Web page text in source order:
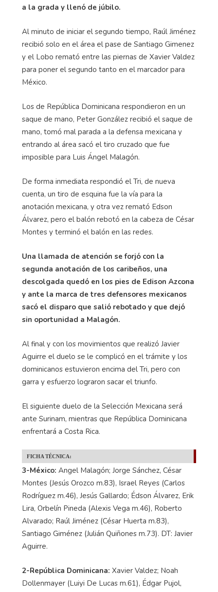
a la grada y llenó de júbilo.
Al minuto de iniciar el segundo tiempo, Raúl Jiménez
recibió solo en el área el pase de Santiago Gimenez
y el Lobo remató entre las piernas de Xavier Valdez
para poner el segundo tanto en el marcador para
México.
Los de República Dominicana respondieron en un
saque de mano, Peter González recibió el saque de
mano, tomó mal parada a la defensa mexicana y
entrando al área sacó el tiro cruzado que fue
imposible para Luis Ángel Malagón.
De forma inmediata respondió el Tri, de nueva
cuenta, un tiro de esquina fue la vía para la
anotación mexicana, y otra vez remató Edson
Álvarez, pero el balón rebotó en la cabeza de César
Montes y terminó el balón en las redes.
Una llamada de atención se forjó con la
segunda anotación de los caribeños, una
descolgada quedó en los pies de Edison Azcona
y ante la marca de tres defensores mexicanos
sacó el disparo que salió rebotado y que dejó
sin oportunidad a Malagón.
Al final y con los movimientos que realizó Javier
Aguirre el duelo se le complicó en el trámite y los
dominicanos estuvieron encima del Tri, pero con
garra y esfuerzo lograron sacar el triunfo.
El siguiente duelo de la Selección Mexicana será
ante Surinam, mientras que República Dominicana
enfrentará a Costa Rica.
FICHA TÉCNICA:
3-México: Angel Malagón; Jorge Sánchez, César
Montes (Jesús Orozco m.83), Israel Reyes (Carlos
Rodríguez m.46), Jesús Gallardo; Édson Álvarez, Erik
Lira, Orbelín Pineda (Alexis Vega m.46), Roberto
Alvarado; Raúl Jiménez (César Huerta m.83),
Santiago Giménez (Julián Quiñones m.73). DT: Javier
Aguirre.
2-República Dominicana: Xavier Valdez; Noah
Dollenmayer (Luiyi De Lucas m.61), Édgar Pujol,